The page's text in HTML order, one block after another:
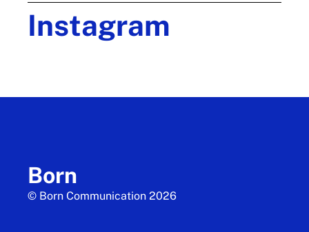
Instagram
Born
© Born Communication 2026